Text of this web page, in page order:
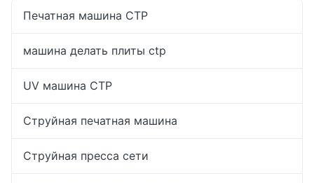
Печатная машина CTP
машина делать плиты ctp
UV машина CTP
Струйная печатная машина
Струйная пресса сети